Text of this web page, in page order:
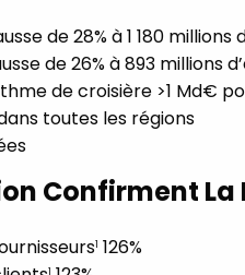
de 28% à 1 180 millions
de 26% à 893 millions
de croisière >1 Md€
toutes les régions
Confirment
1 126%
1